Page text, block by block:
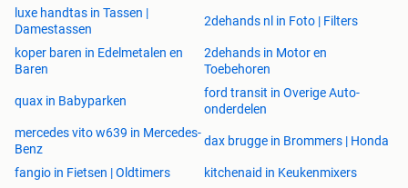
luxe handtas in Tassen |
Damestassen
2dehands nl in Foto | Filters
koper baren in Edelmetalen en
Baren
2dehands in Motor en
Toebehoren
quax in Babyparken
ford transit in Overige Auto-
onderdelen
mercedes vito w639 in Mercedes-
Benz
dax brugge in Brommers | Honda
fangio in Fietsen | Oldtimers kitchenaid in Keukenmixers